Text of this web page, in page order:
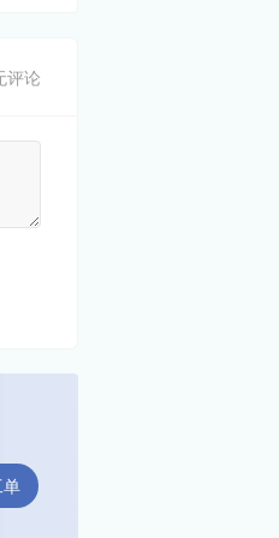
评论
单